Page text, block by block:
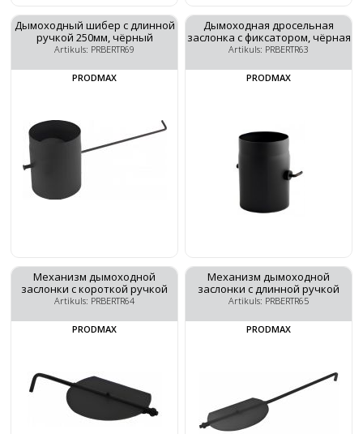
Дымоходный шибер с длинной
ручкой 250мм, чёрный
Artikuls: PRBERTR69
PRODMAX
Дымоходная дросельная
заслонка с фиксатором, чёрная
Artikuls: PRBERTR63
PRODMAX
Механизм дымоходной
заслонки с короткой ручкой
Artikuls: PRBERTR64
PRODMAX
Механизм дымоходной
заслонки с длинной ручкой
Artikuls: PRBERTR65
PRODMAX